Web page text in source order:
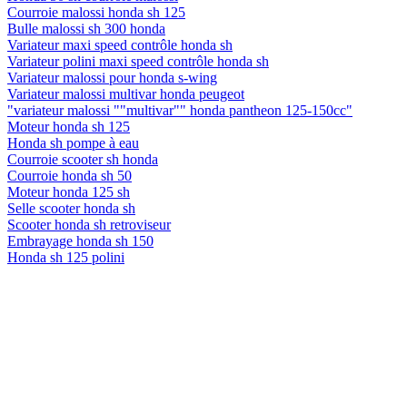
Courroie malossi honda sh 125
Bulle malossi sh 300 honda
Variateur maxi speed contrôle honda sh
Variateur polini maxi speed contrôle honda sh
Variateur malossi pour honda s-wing
Variateur malossi multivar honda peugeot
"variateur malossi ""multivar"" honda pantheon 125-150cc"
Moteur honda sh 125
Honda sh pompe à eau
Courroie scooter sh honda
Courroie honda sh 50
Moteur honda 125 sh
Selle scooter honda sh
Scooter honda sh retroviseur
Embrayage honda sh 150
Honda sh 125 polini